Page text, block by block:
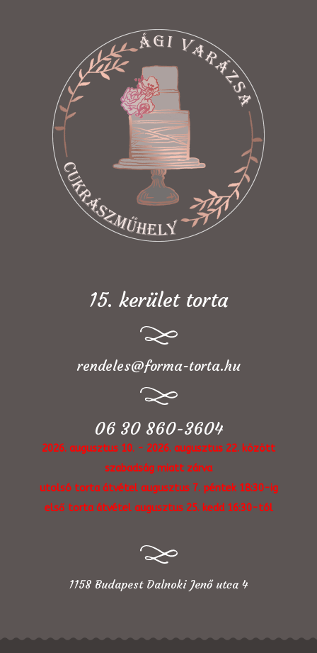
15. kerület torta
rendeles@forma-torta.hu
06 30 860-3604
2026. augusztus 10. - 2026. augusztus 22. között
szabadság miatt zárva
utolsó torta átvétel augusztus 7. péntek 18:30-ig
első torta átvétel augusztus 25. kedd 16:30-tól
1158 Budapest Dalnoki Jenő utca 4